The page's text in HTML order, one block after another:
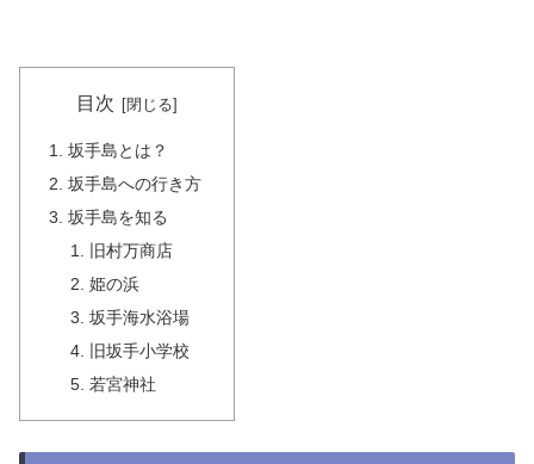
目次
坂手島とは？
坂手島への行き方
坂手島を知る
旧村万商店
姫の浜
坂手海水浴場
旧坂手小学校
若宮神社